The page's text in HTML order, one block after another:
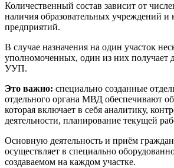
Количественный состав зависит от
наличия образовательных учреждений и
предприятий.
В случае назначения на один участок
уполномоченных, один из них получает
УУП.
Это важно: специально созданные
отдельного органа МВД обеспечивают
которая включает в себя аналитику,
деятельности, планирование текущей
Основную деятельность и приём
осуществляет в специально
создаваемом на каждом участке.